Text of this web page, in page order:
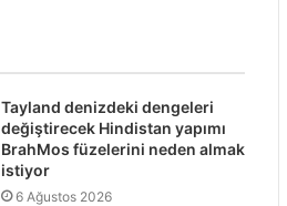
Tayland denizdeki dengeleri
değiştirecek Hindistan yapımı
BrahMos füzelerini neden almak
istiyor
6 Ağustos 2026